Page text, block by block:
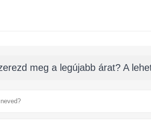
meg a legújabb árat? A